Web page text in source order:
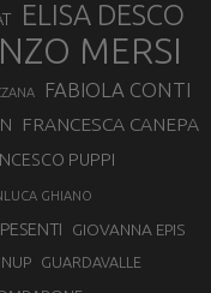
ELISA DESCO
MERSI
FABIOLA CONTI
FRANCESCA CANEPA
PUPPI
GHIANO
GIOVANNA EPIS
GUARDAVALLE